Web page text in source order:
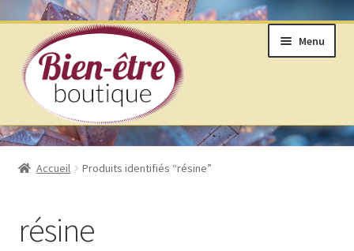
Aller
la
navigation
Aller
contenu
Menu
BOUTIQUE
BIJOUX & MINÉRAUX
Accueil Produits identifiés “résine”
résine